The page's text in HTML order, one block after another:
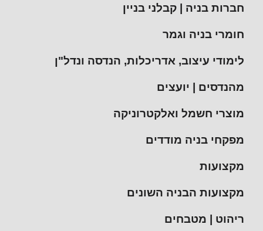
חברות בניה | קבלני בניין
חומרי בניה וגמר
לימודי עיצוב, אדריכלות, הנדסה ונדל"ן
מהנדסים | יועצים
מוצרי חשמל ואלקטרוניקה
מפקחי בניה מודדים
מקצועות
מקצועות הבניה השונים
ריהוט | מטבחים